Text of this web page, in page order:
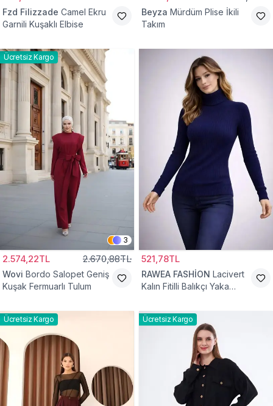
Fzd Filizzade Camel Ekru
Garnili Kuşaklı Elbise
Beyza Mürdüm Plise İkili
Takım
Ücretsiz Kargo
3
2.574,22TL 2.670,88TL
Wovi Bordo Salopet Geniş
Kuşak Fermuarlı Tulum
521,78TL
RAWEA FASHİON Lacivert
Kalın Fitilli Balıkçı Yaka
Ücretsiz Kargo Ücretsiz Kargo